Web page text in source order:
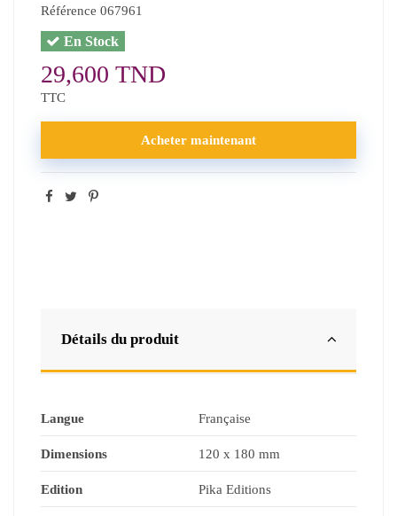
Référence 067961
En Stock
29,600 TND
TTC
Acheter maintenant
Détails du produit
Langue Française
Dimensions 120 x 180 mm
Edition Pika Editions